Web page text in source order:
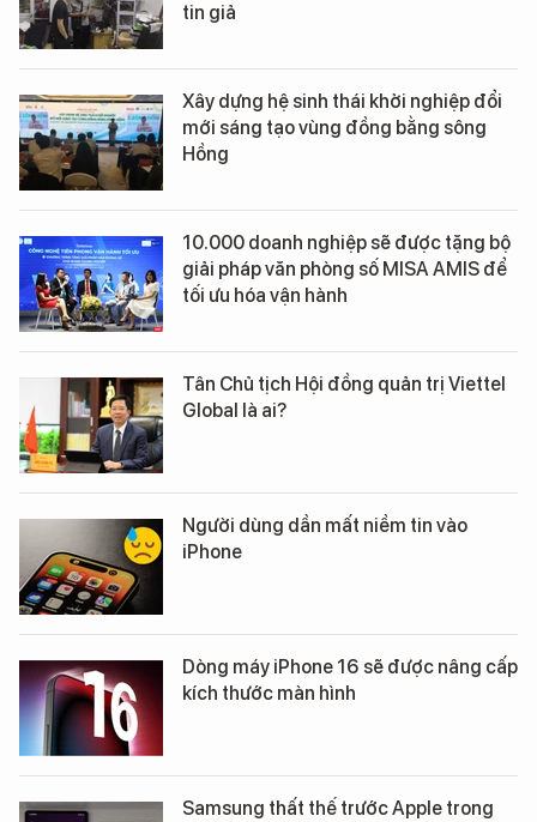
tin giả
Xây dựng hệ sinh thái khởi nghiệp đổi
mới sáng tạo vùng đồng bằng sông
Hồng
10.000 doanh nghiệp sẽ được tặng bộ
giải pháp văn phòng số MISA AMIS để
tối ưu hóa vận hành
Tân Chủ tịch Hội đồng quản trị Viettel
Global là ai?
Người dùng dần mất niềm tin vào
iPhone
Dòng máy iPhone 16 sẽ được nâng cấp
kích thước màn hình
Samsung thất thế trước Apple trong